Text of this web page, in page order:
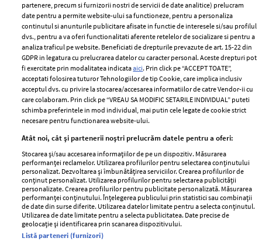
ELLE Style Awards
2024
Despre ELLE
Romania
Contact
Abonamente
Termeni si conditii
Politica de
confidențialitate
Politica de cookies
Publicitate
GSP
Unica
Baby
Retete
femei
Viva
Avantaje
Retete practice
Pariază responsabil! Decizia ONJN nr. 821/25.09.2025.
Jocurile de noroc sunt interzise minorilor.
partenere, precum si furnizorii nostri de servicii de date analitice) prelucram
date pentru a permite website-ului sa functioneze, pentru a personaliza
continutul si anunturile publicitare afisate in functie de interesele si/sau profilul
dvs., pentru a va oferi functionalitati aferente retelelor de socializare si pentru a
analiza traficul pe website. Beneficiati de drepturile prevazute de art. 15-22 din
GDPR in legatura cu prelucrarea datelor cu caracter personal. Aceste drepturi pot
fi exercitate prin modalitatea indicataaici. Prin click pe “ACCEPT TOATE”,
acceptati folosirea tuturor Tehnologiilor de tip Cookie, care implica inclusiv
acceptul dvs. cu privire la stocarea/accesarea informatiilor de catre Vendor-ii cu
care colaboram. Prin click pe “VREAU SA MODIFIC SETARILE INDIVIDUAL” puteti
schimba preferintele in mod individual, mai putin cele legate de cookie strict
necesare pentru functionarea website-ului.
Atât noi, cât și partenerii noștri prelucrăm datele pentru a oferi:
Stocarea și/sau accesarea informațiilor de pe un dispozitiv. Măsurarea
performanței reclamelor. Utilizarea profilurilor pentru selectarea conținutului
personalizat. Dezvoltarea și îmbunătățirea serviciilor. Crearea profilurilor de
conținut personalizat. Utilizarea profilurilor pentru selectarea publicității
personalizate. Crearea profilurilor pentru publicitate personalizată. Măsurarea
performanței conținutului. Înțelegerea publicului prin statistici sau combinații
de date din surse diferite. Utilizarea datelor limitate pentru a selecta conținutul.
Utilizarea de date limitate pentru a selecta publicitatea. Date precise de
geolocație și identificarea prin scanarea dispozitivului.
Listă parteneri (furnizori)